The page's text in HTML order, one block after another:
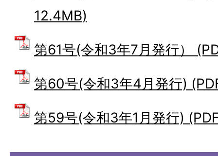
12.4MB)
第61号(令和3年7月発行）
第60号(令和3年4月発行)
第59号(令和3年1月発行)